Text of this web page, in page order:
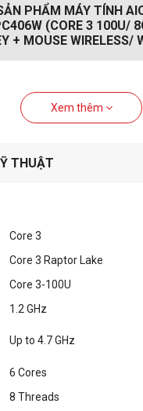
PHẨM MÁY TÍNH
(CORE 3 100U/
+ MOUSE WIRELESS/
Xem thêm
THUẬT
Core 3
Core 3 Raptor Lake
Core 3-100U
1.2 GHz
Up to 4.7 GHz
6 Cores
8 Threads